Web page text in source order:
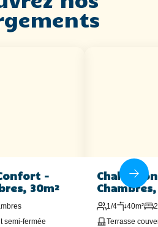
-
30m²
semi-fermée
Chalet
1/4 40m²
Terrasse